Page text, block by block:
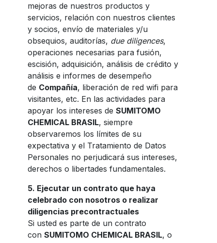
mejoras de nuestros productos y
servicios, relación con nuestros clientes
y socios, envío de materiales y/u
obsequios, auditorías, due diligences,
operaciones necesarias para fusión,
escisión, adquisición, análisis de crédito y
análisis e informes de desempeño
de Compañía, liberación de red wifi para
visitantes, etc. En las actividades para
apoyar los intereses de SUMITOMO
CHEMICAL BRASIL, siempre
observaremos los límites de su
expectativa y el Tratamiento de Datos
Personales no perjudicará sus intereses,
derechos o libertades fundamentales.
5. Ejecutar un contrato que haya
celebrado con nosotros o realizar
diligencias precontractuales
Si usted es parte de un contrato
con SUMITOMO CHEMICAL BRASIL, o